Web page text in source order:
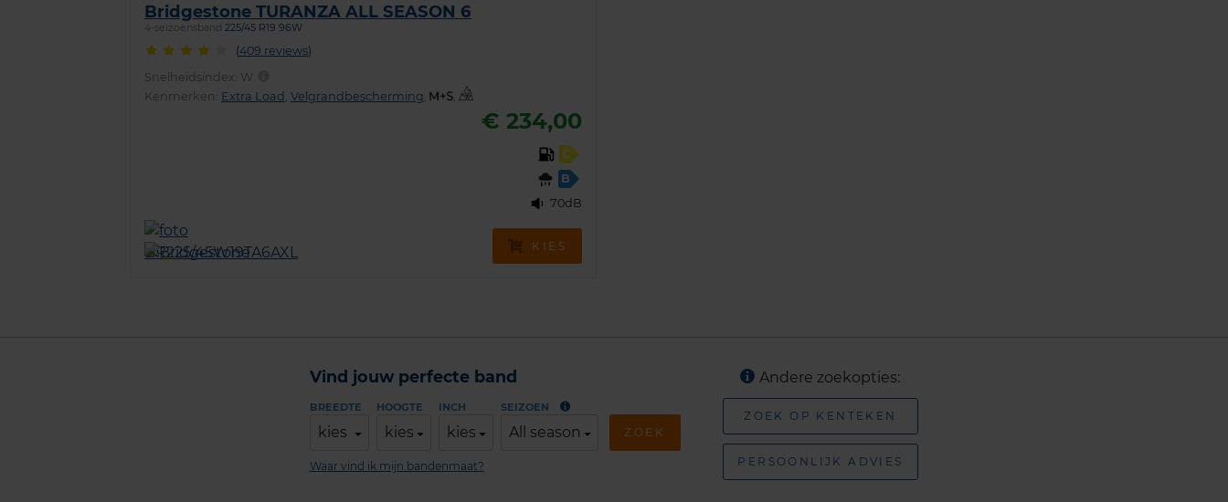
Bridgestone TURANZA ALL SEASON 6
4-seizoensband 225/45 R19 96W
(409 reviews)
Snelheidsindex: W
Kenmerken: Extra Load Velgrandbescherming ,
€ 234,00
C
B
70dB
KIES
Vind jouw perfecte band
BREEDTE
kies
HOOGTE
kies
INCH
kies
SEIZOEN
All season ZOEK
Waar vind ik mijn bandenmaat?
Andere zoekopties:
ZOEK OP KENTEKEN
PERSOONLIJK ADVIES